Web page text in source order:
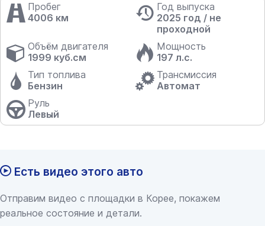
Пробег
4006 км
Год выпуска
2025 год / не
проходной
Объём двигателя
1999 куб.см
Мощность
197 л.с.
Тип топлива
Бензин
Трансмиссия
Автомат
Руль
Левый
Есть видео этого авто
Отправим видео с площадки в Корее, покажем
реальное состояние и детали.